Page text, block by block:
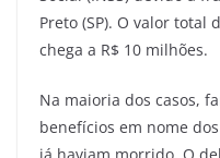
Preto (SP). O valor total
chega a R$ 10 milhões.
Na maioria dos casos,
benefícios em nome
já haviam morrido. O